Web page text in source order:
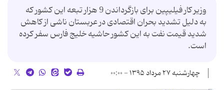
وزیر کار فیلیپین برای بازگرداندن 9 هزار تبعه این کشور که
به دلیل تشدید بحران اقتصادی در عربستان ناشی از کاهش
شدید قیمت نفت به این کشور حاشیه خلیج فارس سفر کرده
است.
چهارشنبه ۲۷ مرداد ۱۳۹۵ - ۰۰:۰۰